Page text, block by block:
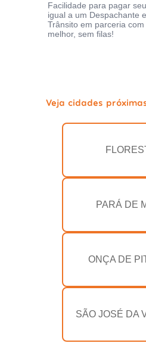
Facilidade para pagar
igual a um Despachante
Trânsito em parceria
melhor, sem filas!
Veja cidades
PARÁ DE
ONÇA DE
SÃO JOSÉ DA